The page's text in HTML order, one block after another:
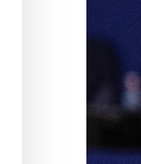
Несмотря на
впечатление.
Спорт
01.04.2024